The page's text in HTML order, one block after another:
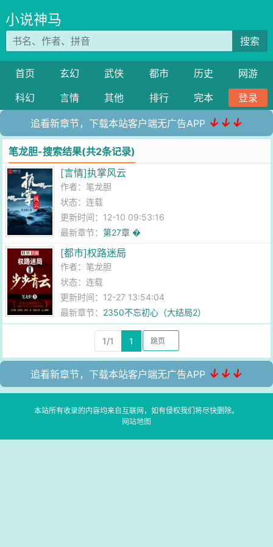
小说神马
搜索
首页 玄幻 武侠 都市 历史
网游
科幻
言情 其他 排行 完本 登录
追看新章节，下载本站客户端无广告APP ↓↓↓
笔龙胆-搜索结果(共2条记录)
[言情]执掌风云
作者： 笔龙胆
状态：连载
更新时间：12-10 09:53:16
最新章节：第27章 �
[都市]权路迷局
作者： 笔龙胆
状态：连载
更新时间：12-27 13:54:04
最新章节： 2350不忘初心（大结局2）
1/1 1
追看新章节，下载本站客户端无广告APP ↓↓↓
本站所有收录的内容均来自互联网，如有侵权我们将尽快删除。
网站地图